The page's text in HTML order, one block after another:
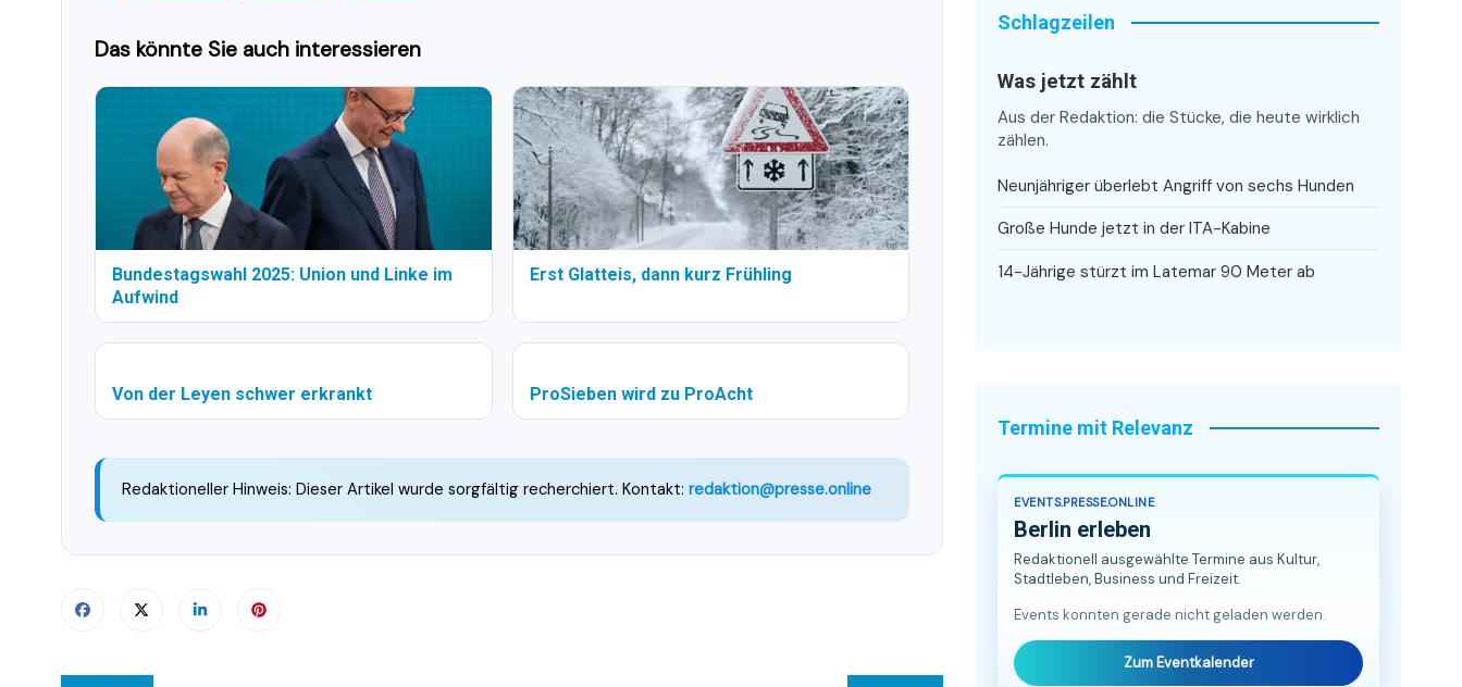
Das könnte Sie auch interessieren
Bundestagswahl 2025: Union und Linke im
Aufwind
Erst Glatteis, dann kurz Frühling
Von der Leyen schwer erkrankt ProSieben wird zu ProAcht
Redaktioneller Hinweis: Dieser Artikel wurde sorgfältig recherchiert. Kontakt: redaktion@presse.online
Schlagzeilen
Was jetzt zählt
Aus der Redaktion: die Stücke, die heute wirklich
zählen.
Neunjähriger überlebt Angriff von sechs Hunden
Große Hunde jetzt in der ITA-Kabine
14-Jährige stürzt im Latemar 90 Meter ab
Termine mit Relevanz
EVENTS.PRESSE.ONLINE
Berlin erleben
Redaktionell ausgewählte Termine aus Kultur,
Stadtleben, Business und Freizeit.
Events konnten gerade nicht geladen werden.
Zum Eventkalender